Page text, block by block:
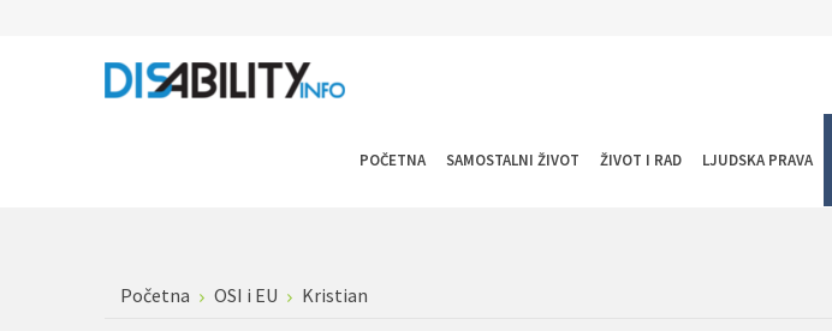
POČETNA SAMOSTALNI ŽIVOT ŽIVOT I RAD LJUDSKA PRAVA
Početna OSI i EU Kristian